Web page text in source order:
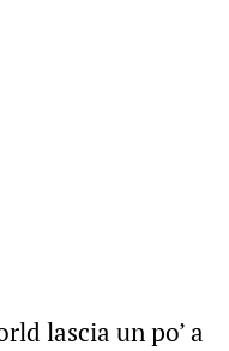
lascia un po’ a